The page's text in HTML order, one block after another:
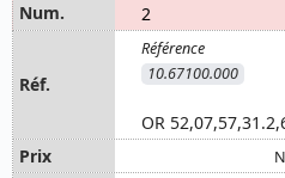
2
10.67100.000
OR